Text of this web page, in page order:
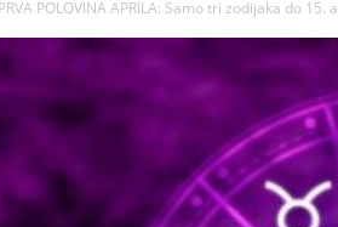
POLOVINA APRILA: Samo tri zodijaka do